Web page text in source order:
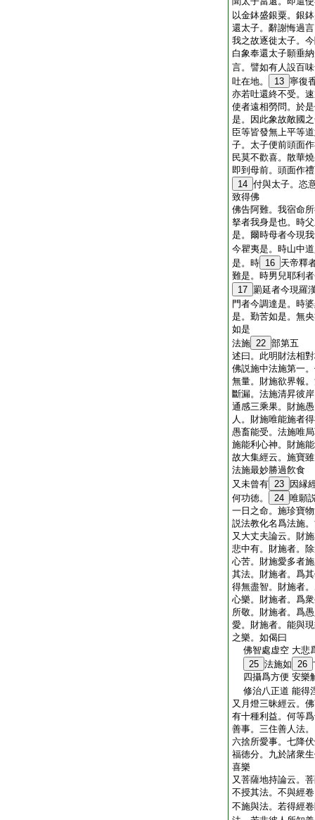
以金鉢盛銀粟。銀
還太子。辭謝悔過
我之故逐徙太子。
白象奉還太子願垂
言。譬如有人設百
吐在地。
13 寧復
亦若吐還終不受。
使者遠相勞問。於
是。因此象故敵國
臣等皆發無上平等
子。太子便前頭面
民莫不歡喜。散華
即到母前。頭面作
14 付與太子。恣
致得佛
佛告阿難。我宿命
拏者我身是也。時
是。爾時母者今現
今瞿夷是。時山中
是。時 16 天帝釋
難是。時男兒耶利
17 罽延者今現羅
門者今調達是。時
是。勤苦如是。無
如是
法施 22 部第五
述曰。此明財法相
佛説施中法施第一
無量。財施欲界報
斷漏。法施清昇彼
通感三乘果。財施
人。財施唯能施者
愚畜能受。法施唯
施能利心神。財施
故大集經云。施寶
法施最妙勝過飮食
又未曾有 23
因縁
何功徳。
24 唯願
一日之命。施珍寶
説法教化名爲法施
又大丈夫論云。財
悲中有。財施者。
心苦。財施愛多者
其法。財施者。爲
得無盡智。財施者
心樂。財施者。爲
所敬。財施者。爲
愛。財施者。能與
之樂。如偈曰
佛智處虚空 大悲
25 法施如 26
四攝爲方便 安樂
修治八正道 能得
又月燈三昧經云。
有十種利益。何等
善事。三住善人法
六捨所愛事。七降
福徳分。九於諸衆
喜樂
又菩薩地持論云。
不授其法。不與經
不施與法。若得經